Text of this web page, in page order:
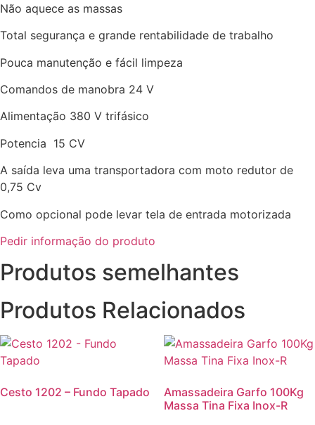
Não aquece as massas
Total segurança e grande rentabilidade de trabalho
Pouca manutenção e fácil limpeza
Comandos de manobra 24 V
Alimentação 380 V trifásico
Potencia 15 CV
A saída leva uma transportadora com moto redutor de
0,75 Cv
Como opcional pode levar tela de entrada motorizada
Pedir informação do produto
Produtos semelhantes
Produtos Relacionados
Cesto 1202 – Fundo Tapado
Amassadeira Garfo 100Kg
Massa Tina Fixa Inox-R